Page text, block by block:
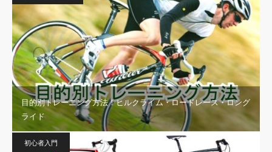
目的別トレーニング方法！ヒルクライム・ロードレース・ロング
ライド
初心者入門